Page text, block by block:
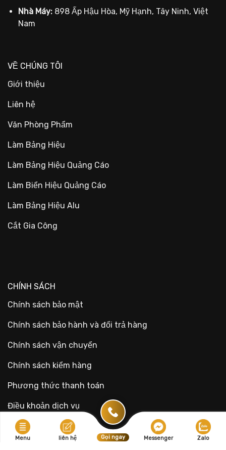
Nhà Máy: 898 Ấp Hậu Hòa, Mỹ Hạnh, Tây Ninh, Việt
Nam
VỀ CHÚNG TÔI
Giới thiệu
Liên hệ
Văn Phòng Phẩm
Làm Bảng Hiệu
Làm Bảng Hiệu Quảng Cáo
Làm Biển Hiệu Quảng Cáo
Làm Bảng Hiệu Alu
Cắt Gia Công
CHÍNH SÁCH
Chính sách bảo mật
Chính sách bảo hành và đổi trả hàng
Chính sách vận chuyển
Chính sách kiểm hàng
Phương thức thanh toán
Điều khoản dịch vụ
Menu liên hệ Gọi ngay Messenger Zalo